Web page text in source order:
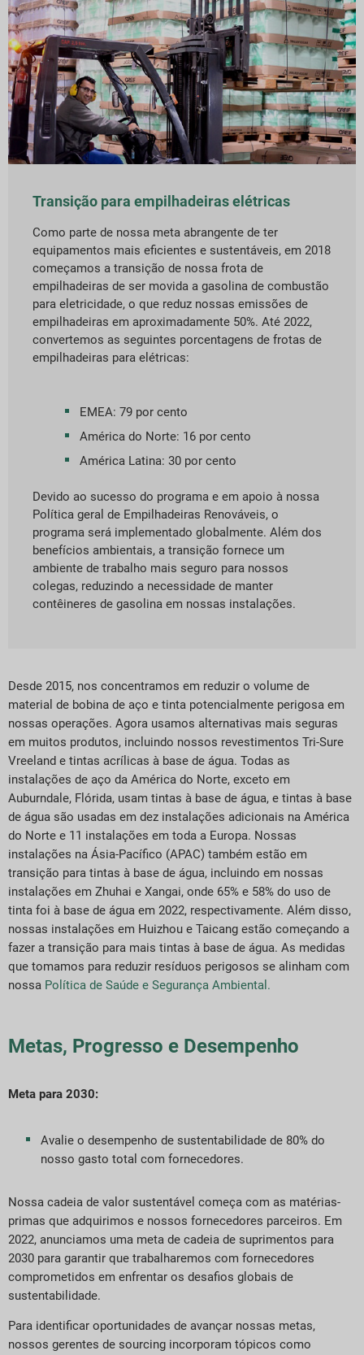
Transição para empilhadeiras elétricas
Como parte de nossa meta abrangente de ter
equipamentos mais eficientes e sustentáveis, em 2018
começamos a transição de nossa frota de
empilhadeiras de ser movida a gasolina de combustão
para eletricidade, o que reduz nossas emissões de
empilhadeiras em aproximadamente 50%. Até 2022,
convertemos as seguintes porcentagens de frotas de
empilhadeiras para elétricas:
EMEA: 79 por cento
América do Norte: 16 por cento
América Latina: 30 por cento
Devido ao sucesso do programa e em apoio à nossa
Política geral de Empilhadeiras Renováveis, o
programa será implementado globalmente. Além dos
benefícios ambientais, a transição fornece um
ambiente de trabalho mais seguro para nossos
colegas, reduzindo a necessidade de manter
contêineres de gasolina em nossas instalações.
Desde 2015, nos concentramos em reduzir o volume de
material de bobina de aço e tinta potencialmente perigosa em
nossas operações. Agora usamos alternativas mais seguras
em muitos produtos, incluindo nossos revestimentos Tri-Sure
Vreeland e tintas acrílicas à base de água. Todas as
instalações de aço da América do Norte, exceto em
Auburndale, Flórida, usam tintas à base de água, e tintas à base
de água são usadas em dez instalações adicionais na América
do Norte e 11 instalações em toda a Europa. Nossas
instalações na Ásia-Pacífico (APAC) também estão em
transição para tintas à base de água, incluindo em nossas
instalações em Zhuhai e Xangai, onde 65% e 58% do uso de
tinta foi à base de água em 2022, respectivamente. Além disso,
nossas instalações em Huizhou e Taicang estão começando a
fazer a transição para mais tintas à base de água. As medidas
que tomamos para reduzir resíduos perigosos se alinham com
nossa Política de Saúde e Segurança Ambiental.
Metas, Progresso e Desempenho
Meta para 2030:
Avalie o desempenho de sustentabilidade de 80% do
nosso gasto total com fornecedores.
Nossa cadeia de valor sustentável começa com as matérias-
primas que adquirimos e nossos fornecedores parceiros. Em
2022, anunciamos uma meta de cadeia de suprimentos para
2030 para garantir que trabalharemos com fornecedores
comprometidos em enfrentar os desafios globais de
sustentabilidade.
Para identificar oportunidades de avançar nossas metas,
nossos gerentes de sourcing incorporam tópicos como